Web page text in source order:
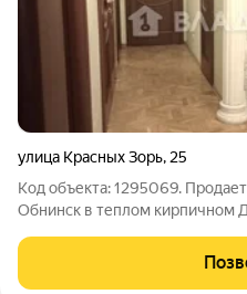
улица Красных Зорь, 25
Код объекта: 1295069.
Обнинск в теплом кирпичном
комнаты, большая
этаже сан. узел, высота